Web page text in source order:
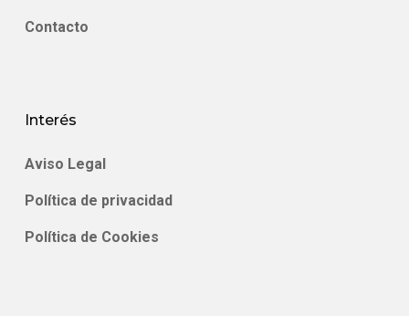
Contacto
Interés
Aviso Legal
Política de privacidad
Política de Cookies